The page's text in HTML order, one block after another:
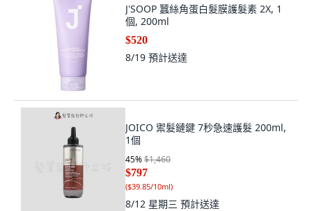
J'SOOP 蠶絲角蛋白髮膜護髮素 2X, 1
個, 200ml
$520
8/19 預計送達
JOICO 禦髮鏈鍵 7秒急速護髮 200ml,
1個
45%$1,460
$797
($39.85/10ml)
8/12 星期三 預計送達